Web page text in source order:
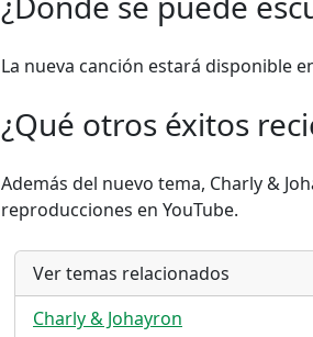
La nueva canción estará disponible
¿Qué otros éxitos
Además del nuevo tema, Charly &
reproducciones en YouTube.
Ver temas relacionados
Charly & Johayron